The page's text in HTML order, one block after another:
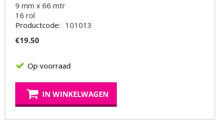
9 mm x 66 mtr
16 rol
Productcode: 101013
€19.50
Op voorraad
IN WINKELWAGEN